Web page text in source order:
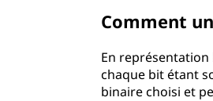
Comment
En
chaque bit étant
binaire choisi et